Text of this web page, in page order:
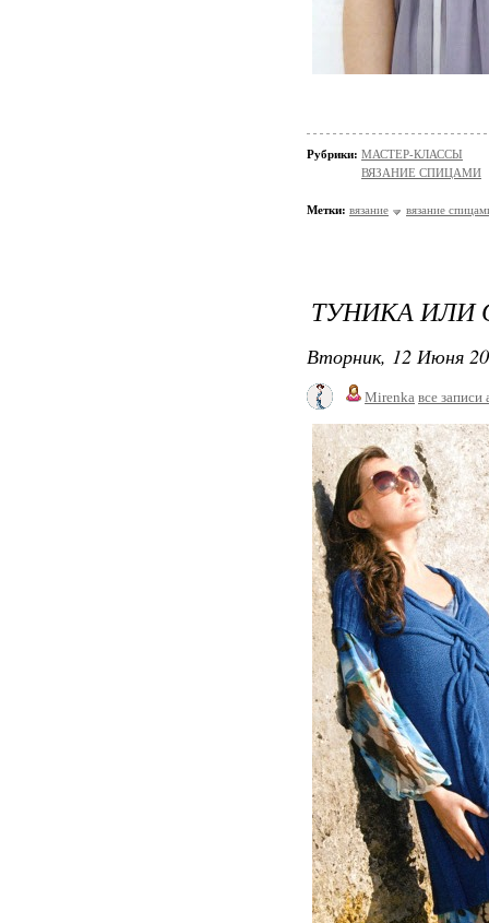
Рубрики: МАСТЕР-КЛАССЫ
ВЯЗАНИЕ СПИЦАМИ
Метки: вязание вязание
ТУНИКА ИЛИ
Вторник, 12 Июня
Mirenka все записи